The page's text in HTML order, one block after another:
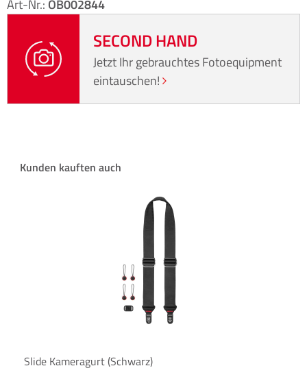
Art-Nr.: OB002844
SECOND HAND
Jetzt Ihr gebrauchtes Fotoequipment
eintauschen!
Produktgalerie überspringen
Kunden kauften auch
Slide Kameragurt (Schwarz)